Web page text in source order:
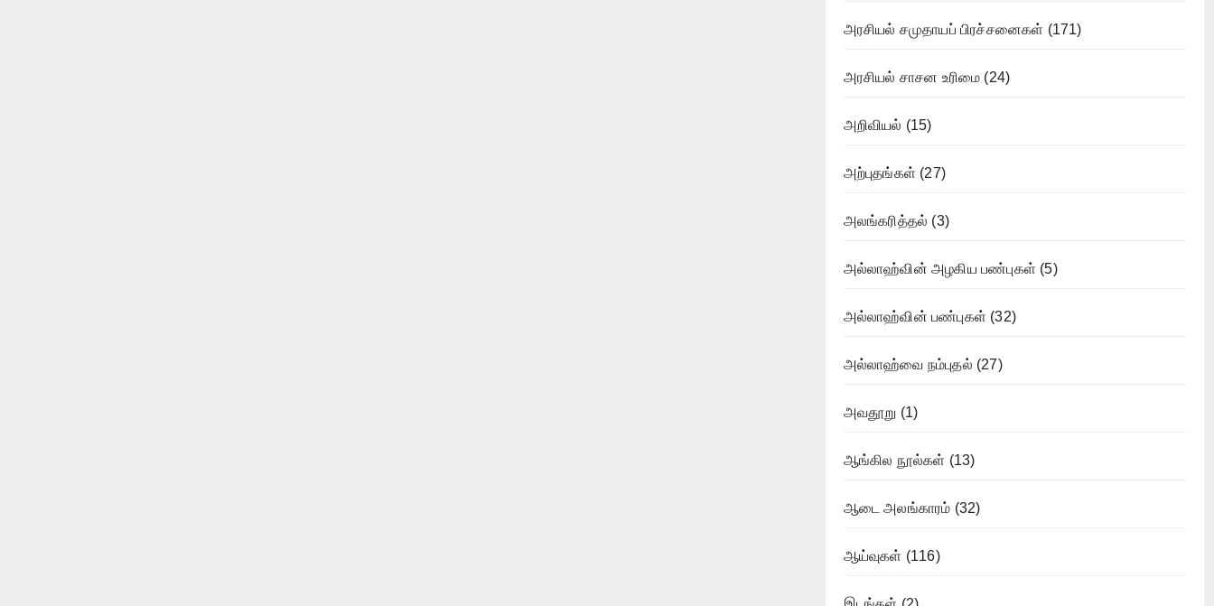
அரசியல் சமுதாயப் பிரச்சனைகள் (171)
அரசியல் சாசன உரிமை (24)
அறிவியல் (15)
அற்புதங்கள் (27)
அலங்கரித்தல் (3)
அல்லாஹ்வின் அழகிய பண்புகள் (5)
அல்லாஹ்வின் பண்புகள் (32)
அல்லாஹ்வை நம்புதல் (27)
அவதூறு (1)
ஆங்கில நூல்கள் (13)
ஆடை அலங்காரம் (32)
ஆய்வுகள் (116)